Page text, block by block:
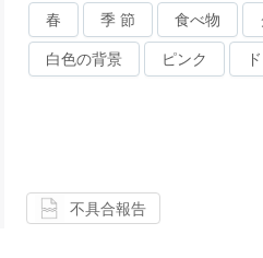
春 季 節 食べ物
白色の背景 ピンク
不具合報告